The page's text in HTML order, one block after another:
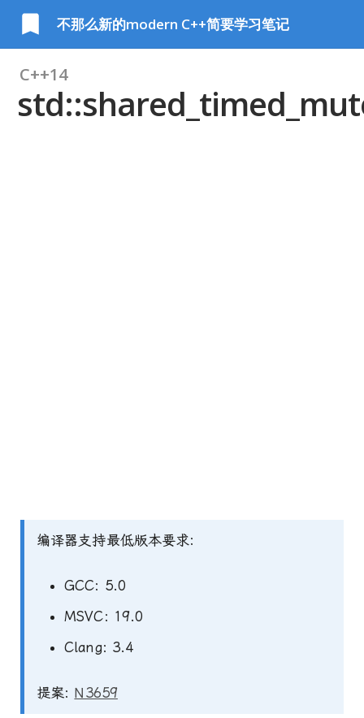
不那么新的modern C++简要学习笔记
C++14
编译器支持最低版本要求:
GCC: 5.0
MSVC: 19.0
Clang: 3.4
提案: N3659